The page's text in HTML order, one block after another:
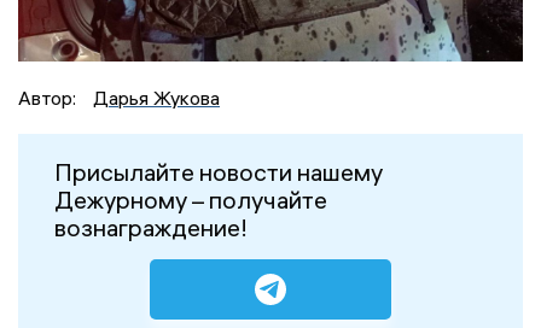
Автор: Дарья Жукова
Присылайте новости нашему
Дежурному – получайте
вознаграждение!